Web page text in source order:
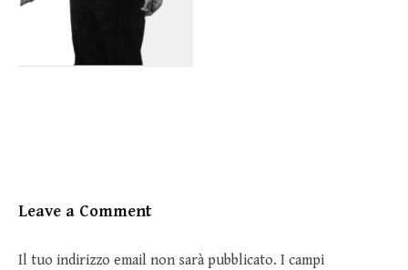
Leave a Comment
Il tuo indirizzo email non sarà pubblicato. I campi